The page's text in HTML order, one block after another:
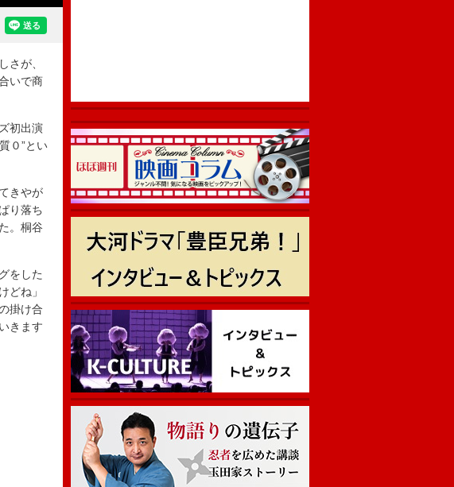
送る
さが、
いで商
初出演
０”とい
きやが
り落ち
。桐谷
をした
どね」
掛け合
きます